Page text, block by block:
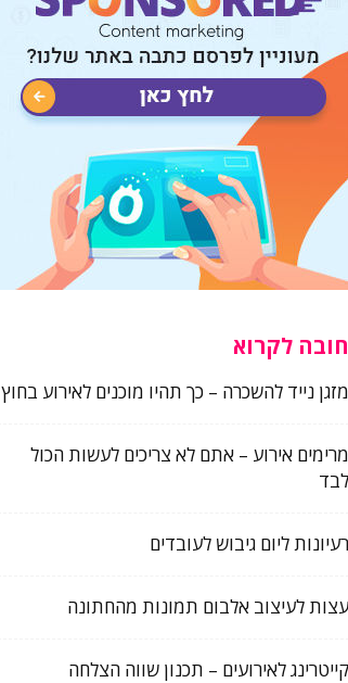
חובה לקרוא
מזגן נייד להשכרה – כך תהיו מוכנים לאירוע בחוץ
מרימים אירוע – אתם לא צריכים לעשות הכול
לבד
רעיונות ליום גיבוש לעובדים
עצות לעיצוב אלבום תמונות מהחתונה
קייטרינג לאירועים – תכנון שווה הצלחה